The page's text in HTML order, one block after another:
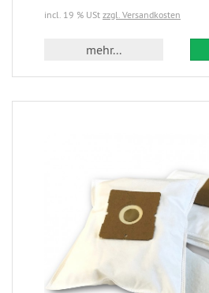
incl. 19 % USt zzgl. Versandkosten
mehr...